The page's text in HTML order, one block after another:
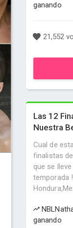
ganando
21,552
Las 12
Nuestra
Cual de
finalistas
que se
temporada
ganando